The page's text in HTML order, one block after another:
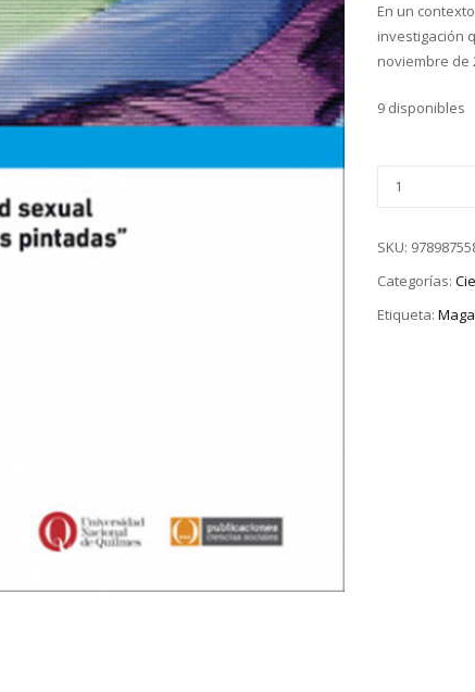
En un
investigación
noviembre de
9 disponibles
SKU:
Categorías:
Etiqueta: